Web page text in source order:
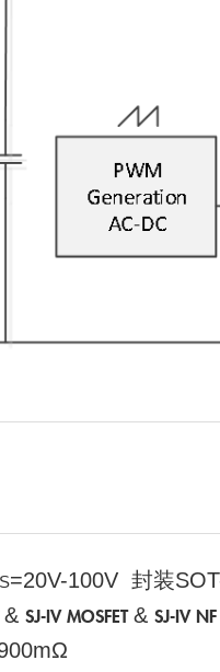
=20V-100V 封装
& SJ-IV MOSFET & SJ-IV NF